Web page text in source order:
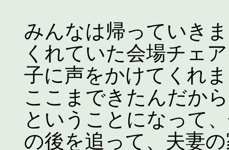
みんなは帰っていき
くれていた会場チェ
子に声をかけてくれ
ここまできたんだか
ということになって
の後を追って、夫妻